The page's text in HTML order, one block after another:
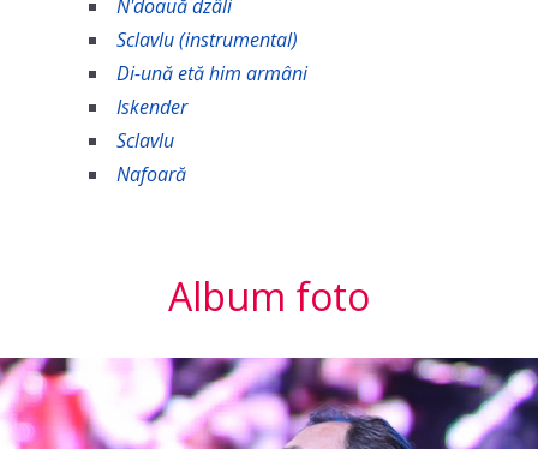
N'doauă dzâli
Sclavlu (instrumental)
Di-ună etă him armâni
Iskender
Sclavlu
Nafoară
Album foto